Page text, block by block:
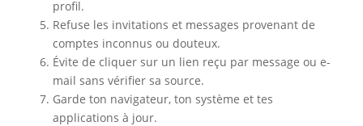
profil.
Refuse les invitations et messages provenant de
comptes inconnus ou douteux.
Évite de cliquer sur un lien reçu par message ou e-
mail sans vérifier sa source.
Garde ton navigateur, ton système et tes
applications à jour.